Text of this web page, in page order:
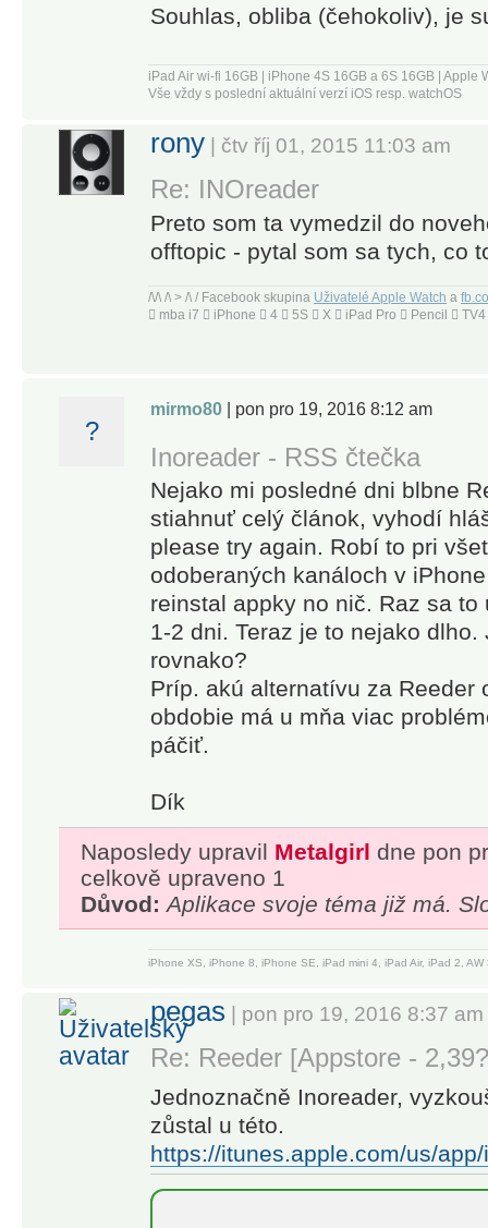
one of the
feature-
packed free
readers. A
power
users, but
it's very
accessible
for
Zapier
-----
DISCOVER
AND
SHARE
GREAT
CONTENT
your favorite
websites,
articles from
across the
web and
save them
reading
to
newsletters
emails and
your inbox
• Explore
Souhlas, obliba (čehokoliv), je
iPad Air wi-fi 16GB | iPhone 4S 16GB a 6S 16GB | Apple
Vše vždy s poslední aktuální verzí iOS resp. watchOS
rony | čtv říj 01, 2015 11:03 am
Re: INOreader
Preto som ta vymedzil do
offtopic - pytal som sa tych, co
/\/\ /\ > /\ / Facebook skupina Uživatelé Apple Watch a
 mba i7  iPhone  4  5S  X  iPad Pro  Pencil 
?
mirmo80 | pon pro 19, 2016 8:12 am
Inoreader - RSS čtečka
Nejako mi posledné dni blbne
stiahnuť celý článok, vyhodí
please try again. Robí to pri
odoberaných kanáloch v
reinstal appky no nič. Raz sa
1-2 dni. Teraz je to nejako dlho.
rovnako?
Príp. akú alternatívu za Reeder
obdobie má u mňa viac
páčiť.
Dík
Naposledy upravil Metalgirl dne pon
celkově upraveno 1
Důvod: Aplikace svoje téma již má.
iPhone XS, iPhone 8, iPhone SE, iPad mini 4, iPad Air, iPad 2, AW
pegas | pon pro 19, 2016 8:37 am
Re: Reeder [Appstore -
Jednoznačně Inoreader,
zůstal u této.
https://itunes.apple.com/us/